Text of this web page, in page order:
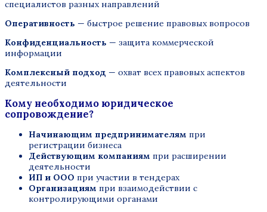
специалистов разных направлений
Оперативность — быстрое решение правовых вопросов
Конфиденциальность — защита коммерческой
информации
Комплексный подход — охват всех правовых аспектов
деятельности
Кому необходимо юридическое
сопровождение?
Начинающим предпринимателям при
регистрации бизнеса
Действующим компаниям при расширении
деятельности
ИП и ООО при участии в тендерах
Организациям при взаимодействии с
контролирующими органами